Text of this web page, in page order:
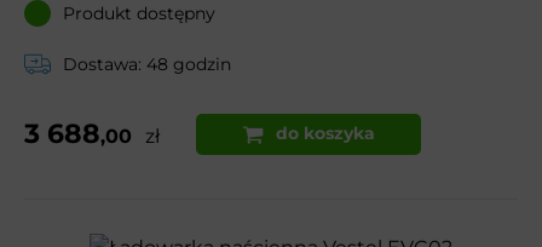
Produkt dostępny
Dostawa: 48 godzin
3 688,00 zł do koszyka